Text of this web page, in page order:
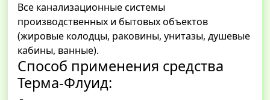
Все канализационные системы
производственных и бытовых объектов
(жировые колодцы, раковины, унитазы, душевые
кабины, ванные).
Способ применения средства
Терма-Флуид: